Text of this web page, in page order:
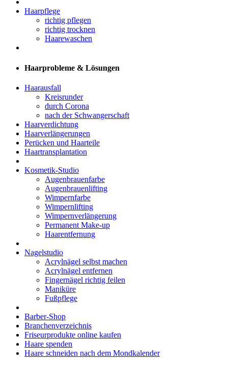
Haarpflege
richtig pflegen
richtig trocknen
Haarewaschen
Haarprobleme & Lösungen
Haarausfall
Kreisrunder
durch Corona
nach der Schwangerschaft
Haarverdichtung
Haarverlängerungen
Perücken und Haarteile
Haartransplantation
Kosmetik-Studio
Augenbrauenfarbe
Augenbrauenlifting
Wimpernfarbe
Wimpernlifting
Wimpernverlängerung
Permanent Make-up
Haarentfernung
Nagelstudio
Acrylnägel selbst machen
Acrylnägel entfernen
Fingernägel richtig feilen
Maniküre
Fußpflege
Barber-Shop
Branchenverzeichnis
Friseurprodukte online kaufen
Haare spenden
Haare schneiden nach dem Mondkalender